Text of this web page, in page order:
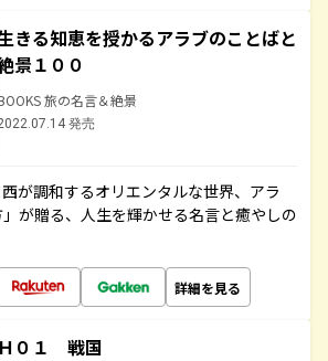
きる知恵を授かるアラブのことばと
景１００
旅の名言＆絶景
発売
が調和するオリエンタルな世界、アラ
が贈る、人生を輝かせる名言と癒やしの
詳細を見る
Ｈ０１ 戦国